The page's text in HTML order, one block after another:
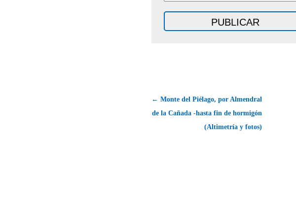
← Monte del Piélago, por Almendral
de la Cañada -hasta fin de hormigón
(Altimetría y fotos)